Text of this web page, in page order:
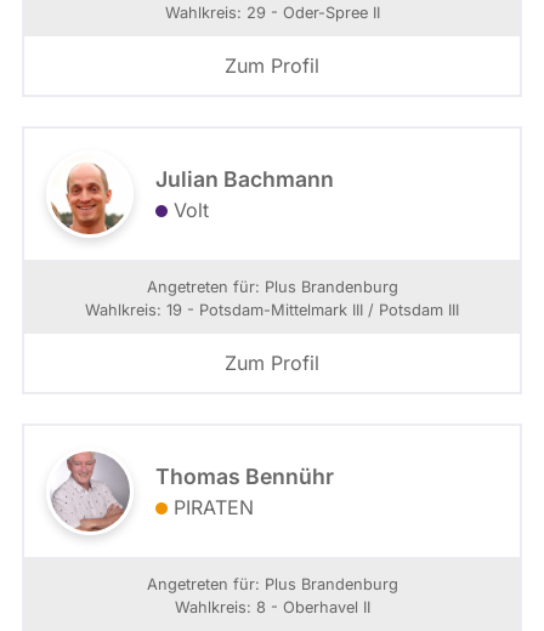
Wahlkreis: 29 - Oder-Spree II
Zum Profil
Julian Bachmann
Volt
Angetreten für: Plus Brandenburg
Wahlkreis: 19 - Potsdam-Mittelmark III / Potsdam III
Zum Profil
Thomas Bennühr
PIRATEN
Angetreten für: Plus Brandenburg
Wahlkreis: 8 - Oberhavel II